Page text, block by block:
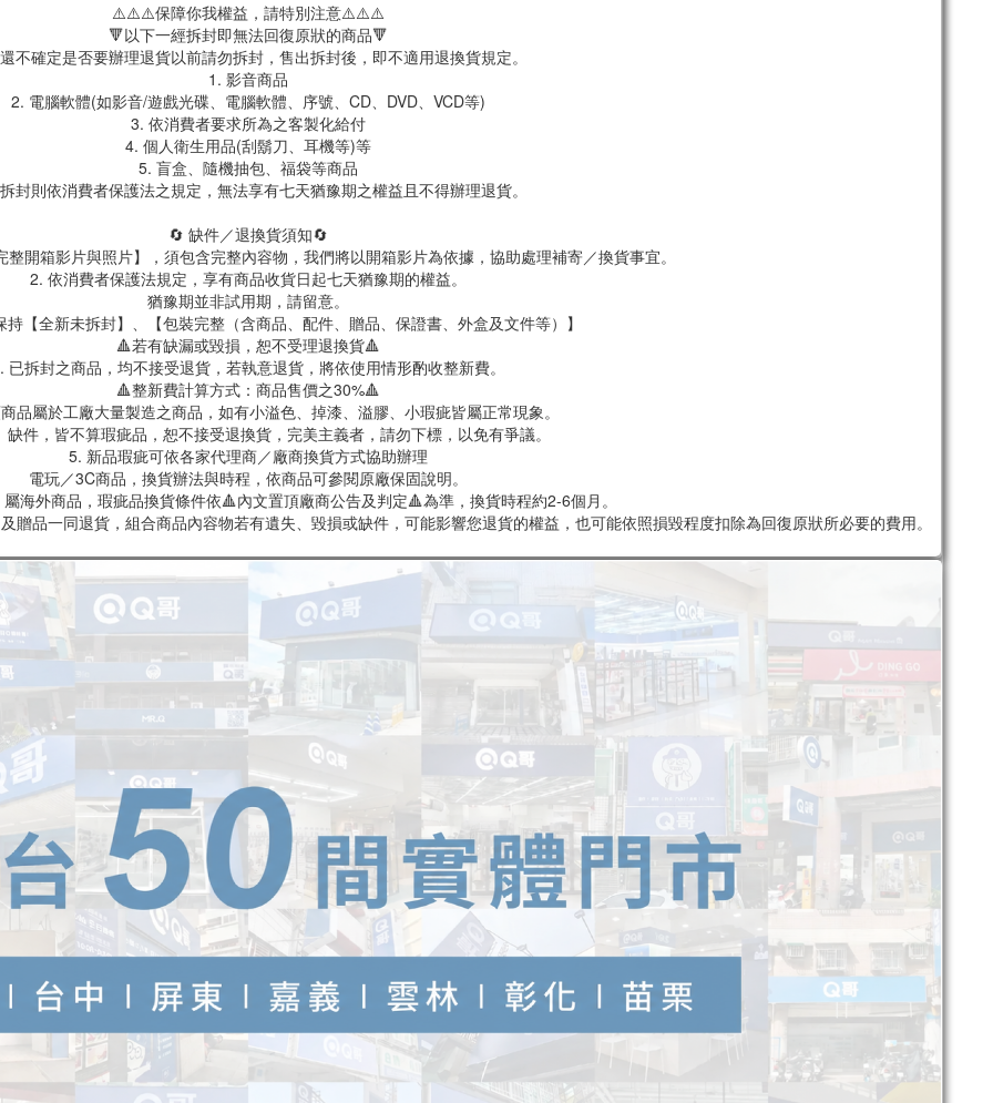
⚠️⚠️⚠️保障你我權益，請特別注意⚠️⚠️⚠️
🔻以下一經拆封即無法回復原狀的商品🔻
不確定是否要辦理退貨以前請勿拆封，售出拆封後，即不適用退換貨規定。
1. 影音商品
2. 電腦軟體(如影音/遊戲光碟、電腦軟體、序號、CD、DVD、VCD等)
3. 依消費者要求所為之客製化給付
4. 個人衛生用品(刮鬍刀、耳機等)等
5. 盲盒、隨機抽包、福袋等商品
封則依消費者保護法之規定，無法享有七天猶豫期之權益且不得辦理退貨。
🔄 缺件／退換貨須知🔄
開箱影片與照片】，須包含完整內容物，我們將以開箱影片為依據，協助處理補寄／換貨事宜。
2. 依消費者保護法規定，享有商品收貨日起七天猶豫期的權益。
猶豫期並非試用期，請留意。
持【全新未拆封】、【包裝完整（含商品、配件、贈品、保證書、外盒及文件等）】
🔺若有缺漏或毀損，恕不受理退換貨🔺
已拆封之商品，均不接受退貨，若執意退貨，將依使用情形酌收整新費。
🔺整新費計算方式：商品售價之30%🔺
品屬於工廠大量製造之商品，如有小溢色、掉漆、溢膠、小瑕疵皆屬正常現象。
缺件，皆不算瑕疵品，恕不接受退換貨，完美主義者，請勿下標，以免有爭議。
5. 新品瑕疵可依各家代理商／廠商換貨方式協助辦理
電玩／3C商品，換貨辦法與時程，依商品可參閱原廠保固說明。
海外商品，瑕疵品換貨條件依🔺內文置頂廠商公告及判定🔺為準，換貨時程約2-6個月。
品一同退貨，組合商品內容物若有遺失、毀損或缺件，可能影響您退貨的權益，也可能依照損毀程度扣除為回復原狀所必要的費用。